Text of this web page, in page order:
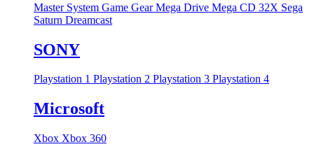
Master System Game GearMega Drive Mega CD 32X Sega
Saturn Dreamcast
SONY
Playstation 1 Playstation 2 Playstation 3 Playstation 4
Microsoft
Xbox Xbox 360